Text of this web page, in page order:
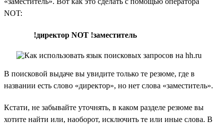
NOT:
!директор NOT !заместитель
В поисковой выдаче вы увидите только те резюме, где в
названии есть слово «директор», но нет слова «заместитель».
Кстати, не забывайте уточнять, в каком разделе резюме вы
хотите найти или, наоборот, исключить те или иные слова. В